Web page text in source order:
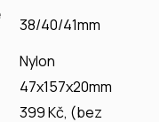
38/40/41mm
Nylon
47x157x20mm
399 Kč, (bez